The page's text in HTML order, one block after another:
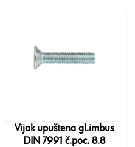
Vijak upuštena gl.imbus
DIN 7991 č.poc. 8.8